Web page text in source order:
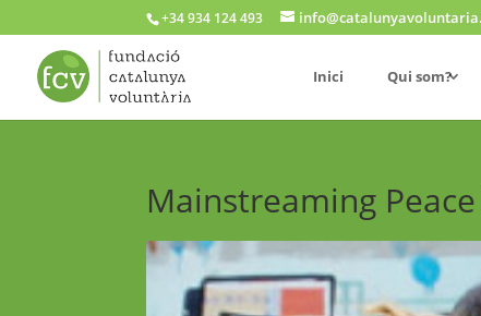
+34 934 124 493
Inici Qui som?
Mainstreaming